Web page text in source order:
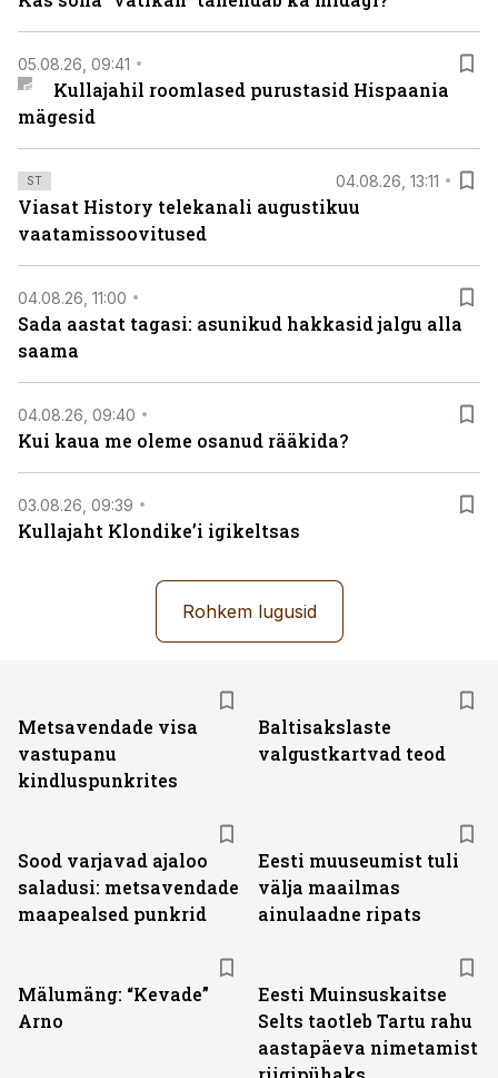
05.08.26, 09:41
Kullajahil roomlased purustasid Hispaania
mägesid
ST 04.08.26, 13:11
Viasat History telekanali augustikuu
vaatamissoovitused
04.08.26, 11:00
Sada aastat tagasi: asunikud hakkasid jalgu alla
saama
04.08.26, 09:40
Kui kaua me oleme osanud rääkida?
03.08.26, 09:39
Kullajaht Klondike’i igikeltsas
Rohkem lugusid
Metsavendade visa
vastupanu
kindluspunkrites
Baltisakslaste
valgustkartvad teod
Sood varjavad ajaloo
saladusi: metsavendade
maapealsed punkrid
Eesti muuseumist tuli
välja maailmas
ainulaadne ripats
Mälumäng: “Kevade”
Arno
Eesti Muinsuskaitse
Selts taotleb Tartu rahu
aastapäeva nimetamist